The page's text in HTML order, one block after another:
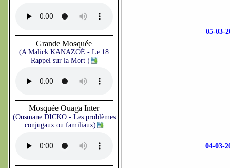
Grande Mosquée
(A Malick KANAZOÉ - Le 18
Rappel sur la Mort )
Mosquée Ouaga Inter
(Ousmane DICKO - Les problèmes
conjugaux ou familiaux)
05-03-
04-03-